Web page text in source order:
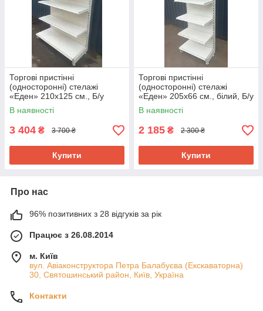
Торгові пристінні
(односторонні) стелажі
«Еден» 210х125 см., Б/у
В наявності
3 404 ₴ 3 700 ₴
Купити
Торгові пристінні
(односторонні) стелажі
«Еден» 205х66 см., білий, Б/у
В наявності
2 185 ₴ 2 300 ₴
Купити
Про нас
96% позитивних з 28 відгуків за рік
Працює з 26.08.2014
м. Київ
вул. Авіаконструктора Петра Балабуєва (Екскаваторна)
30, Святошинський район, Київ, Україна
Контакти